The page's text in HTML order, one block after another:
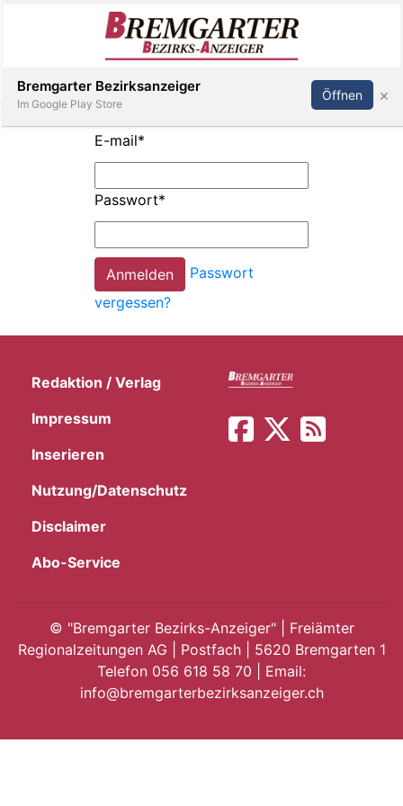
E-
App
Inserieren Abonnieren Anmelden
E-mail*
Passwort*
Passwort
vergessen?
Redaktion / Verlag
Impressum
Inserieren
Nutzung/Datenschutz
Disclaimer
Abo-Service
© "Bremgarter Bezirks-Anzeiger" | Freiämter
Regionalzeitungen AG | Postfach | 5620 Bremgarten 1
Telefon 056 618 58 70 | Email:
info@bremgarterbezirksanzeiger.ch
Bremgarter Bezirksanzeiger
Im Google Play Store
Öffnen ×